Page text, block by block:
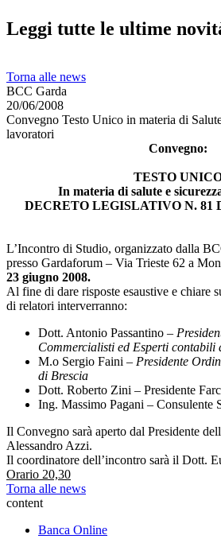
Leggi tutte le ultime
Torna alle news
BCC Garda
20/06/2008
Convegno Testo Unico in materia di
lavoratori
Convegno:
TESTO
In materia di salute e
DECRETO LEGISLATIVO N. 81
L’Incontro di Studio, organizzato dalla
presso Gardaforum – Via Trieste 62 a
23 giugno 2008.
Al fine di dare risposte esaustive e chiare
di relatori interverranno:
Dott. Antonio Passantino –
Commercialisti ed Esperti contabili
M.o Sergio Faini – Presidente
di Brescia
Dott. Roberto Zini – Presidente
Ing. Massimo Pagani – Consulente
Il Convegno sarà aperto dal Presidente
Alessandro Azzi.
Il coordinatore dell’incontro sarà il Dott.
Orario 20,30
Torna alle news
content
Banca Online